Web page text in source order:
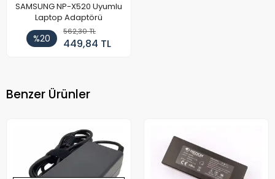
SAMSUNG NP-X520 Uyumlu
Laptop Adaptörü
%20
562,30 TL
449,84 TL
Benzer Ürünler